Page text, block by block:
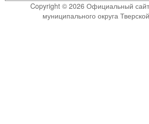
Copyright © 2026 Официальный
муниципального округа